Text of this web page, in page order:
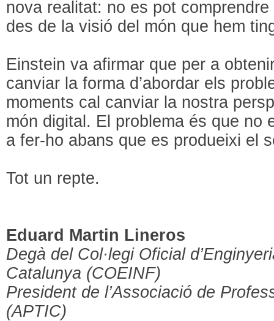
nova realitat: no es pot
des de la visió del món que hem
Einstein va afirmar que per a
canviar la forma d’abordar els
moments cal canviar la nostra
món digital. El problema és que no
a fer-ho abans que es produeixi el
Tot un repte.
Eduard Martin Lineros
Degà del Col·legi Oficial
Catalunya (COEINF)
President de l’Associació de
(APTIC)